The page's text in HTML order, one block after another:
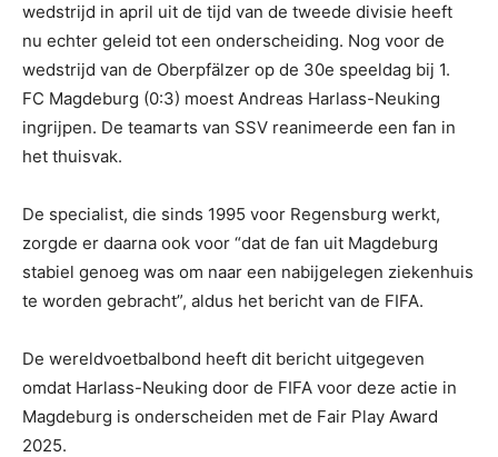
wedstrijd in april uit de tijd van de tweede divisie heeft
nu echter geleid tot een onderscheiding. Nog voor de
wedstrijd van de Oberpfälzer op de 30e speeldag bij 1.
FC Magdeburg (0:3) moest Andreas Harlass-Neuking
ingrijpen. De teamarts van SSV reanimeerde een fan in
het thuisvak.
De specialist, die sinds 1995 voor Regensburg werkt,
zorgde er daarna ook voor “dat de fan uit Magdeburg
stabiel genoeg was om naar een nabijgelegen ziekenhuis
te worden gebracht”, aldus het bericht van de FIFA.
De wereldvoetbalbond heeft dit bericht uitgegeven
omdat Harlass-Neuking door de FIFA voor deze actie in
Magdeburg is onderscheiden met de Fair Play Award
2025.